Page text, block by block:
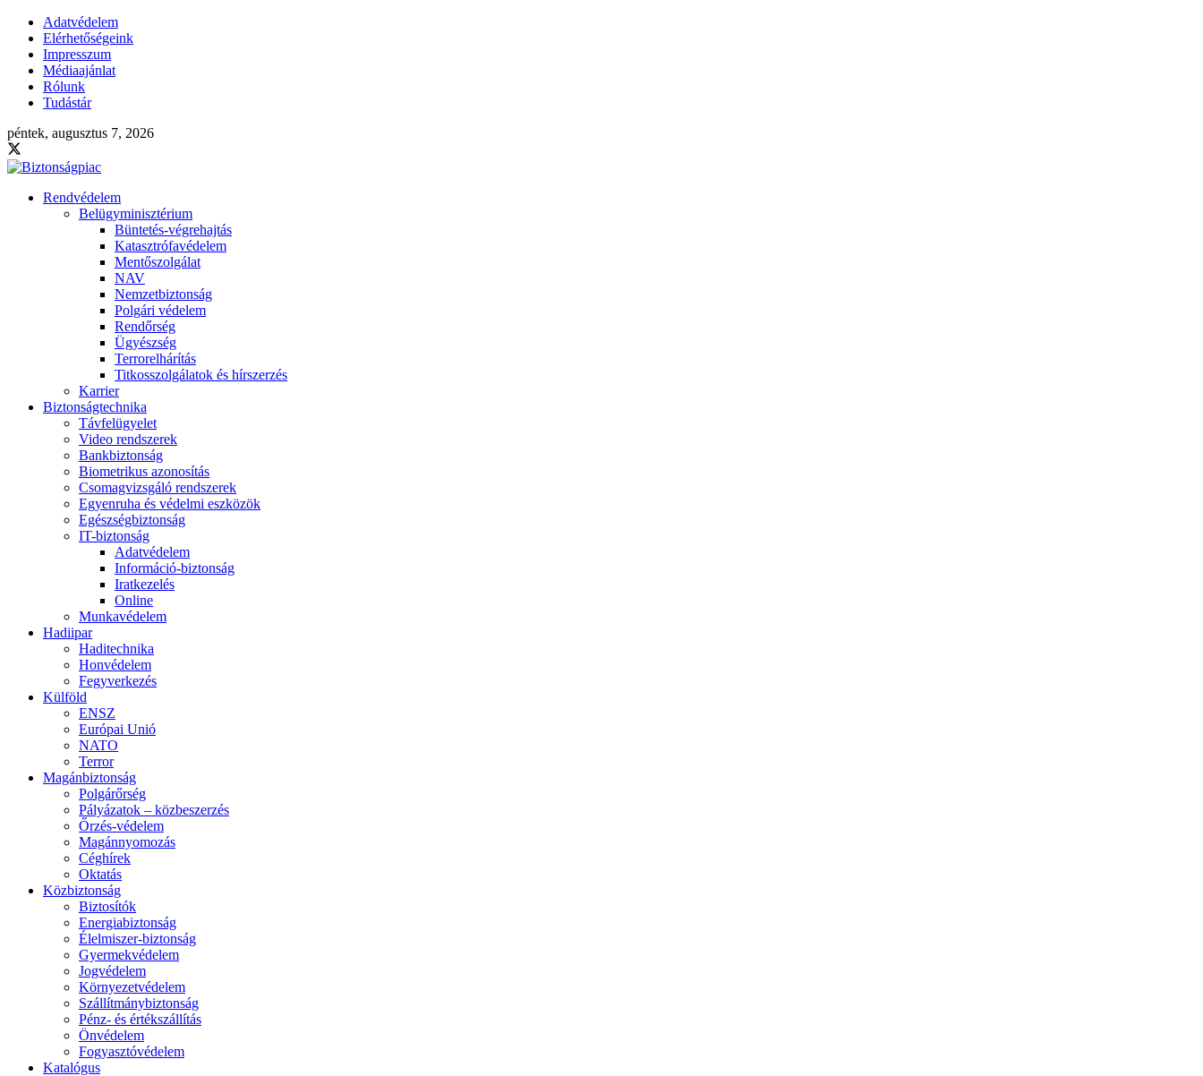
Adatvédelem
Elérhetőségeink
Impresszum
Médiaajánlat
Rólunk
Tudástár
péntek, augusztus 7, 2026
Rendvédelem
Belügyminisztérium
Büntetés-végrehajtás
Katasztrófavédelem
Mentőszolgálat
NAV
Nemzetbiztonság
Polgári védelem
Rendőrség
Ügyészség
Terrorelhárítás
Titkosszolgálatok és hírszerzés
Karrier
Biztonságtechnika
Távfelügyelet
Video rendszerek
Bankbiztonság
Biometrikus azonosítás
Csomagvizsgáló rendszerek
Egyenruha és védelmi eszközök
Egészségbiztonság
IT-biztonság
Adatvédelem
Információ-biztonság
Iratkezelés
Online
Munkavédelem
Hadiipar
Haditechnika
Honvédelem
Fegyverkezés
Külföld
ENSZ
Európai Unió
NATO
Terror
Magánbiztonság
Polgárőrség
Pályázatok – közbeszerzés
Őrzés-védelem
Magánnyomozás
Céghírek
Oktatás
Közbiztonság
Biztosítók
Energiabiztonság
Élelmiszer-biztonság
Gyermekvédelem
Jogvédelem
Környezetvédelem
Szállítmánybiztonság
Pénz- és értékszállítás
Önvédelem
Fogyasztóvédelem
Katalógus